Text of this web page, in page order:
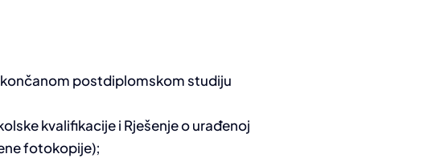
postdiplomskom studiju
kvalifikacije i Rješenje o urađenoj
fotokopije);